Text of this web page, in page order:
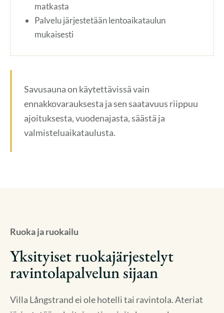
matkasta
Palvelu järjestetään lentoaikataulun
mukaisesti
Savusauna on käytettävissä vain
ennakkovarauksesta ja sen saatavuus riippuu
ajoituksesta, vuodenajasta, säästä ja
valmisteluaikataulusta.
Ruoka ja ruokailu
Yksityiset ruokajärjestelyt
ravintolapalvelun sijaan
Villa Långstrand ei ole hotelli tai ravintola. Ateriat